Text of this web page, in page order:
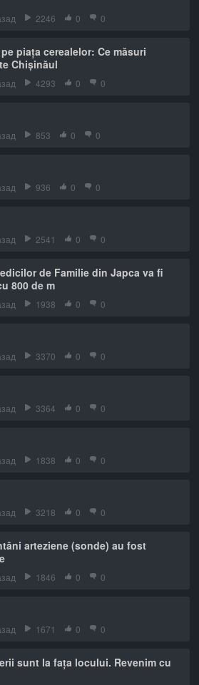
2246 0 0
piața cerealelor: Ce măsuri
Chișinăul
4293 0 0
853 0 0
936 0 0
2541 0 0
de Familie din Japca va fi
800 de m
1938 0 0
3370 0 0
3364 0 0
1838 0 0
3218 0 0
arteziene (sonde) au fost
1846 0 0
1671 0 0
sunt la fața locului. Revenim cu